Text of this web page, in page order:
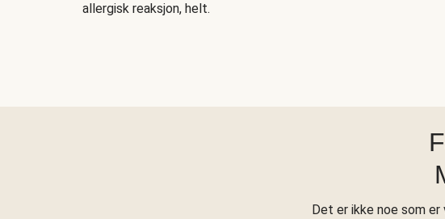
allergisk reaksjon, helt.
Det er ikke noe som er